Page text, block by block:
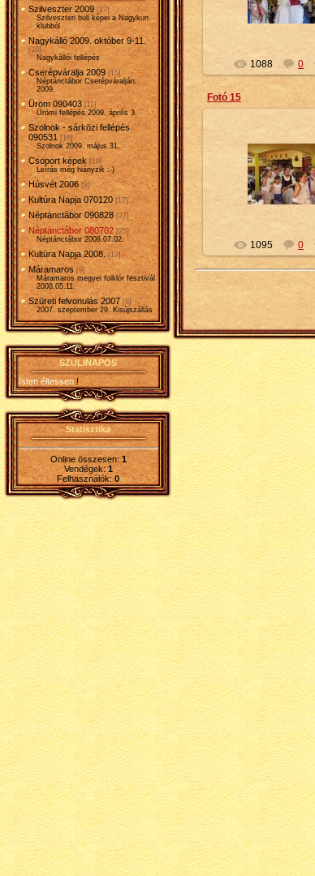
Szilveszter 2009 [27]
Szilveszteri buli képei a Nagykun
klubból
Nagykálló 2009. október 9-11.
[20]
Nagykállói fellépés
Cserépváralja 2009 [15]
Néptánctábor Cserépváralján.
2009.
Üröm 090403 [11]
Ürömi fellépés 2009. április 3.
Szolnok - sárközi fellépés
090531 [16]
Szolnok 2009. május 31.
Csoport képek [10]
Leírás még hiányzik :-)
Húsvét 2006 [8]
Kultúra Napja 070120 [17]
Néptánctábor 090828 [27]
Néptánctábor 080702 [25]
Néptánctábor 2008.07.02.
Kultúra Napja 2008. [12]
Máramaros [9]
Máramaros megyei folklór fesztivál
2008.05.11.
Szüreti felvonulás 2007 [9]
2007. szeptember 29. Kisújszállás
SZÜLINAPOS
Isten éltessen !
Statisztika
Online összesen:1
Vendégek:1
Felhasználók:0
Petty
1088 0
Fotó 15
2010-02-16
Petty
1095 0